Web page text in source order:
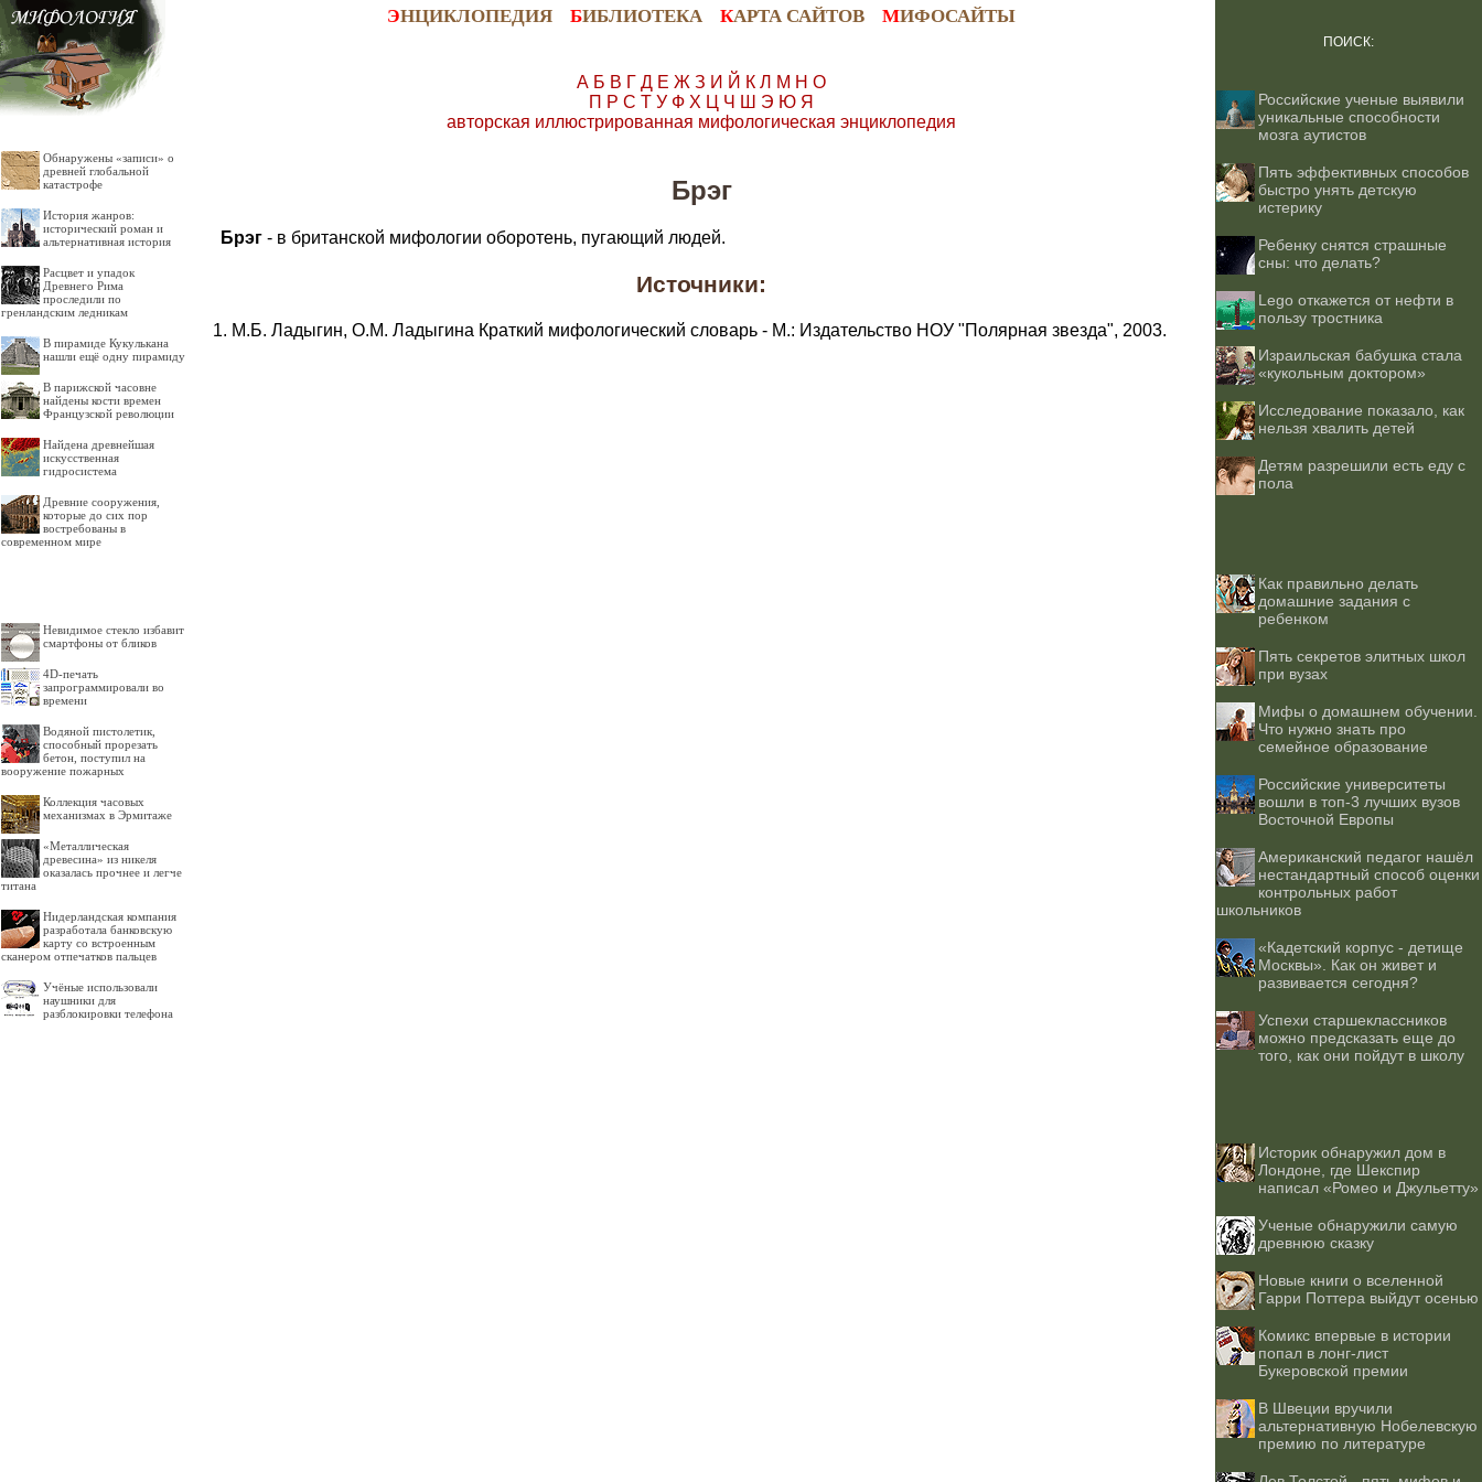
ЭНЦИКЛОПЕДИЯ БИБЛИОТЕКА КАРТА САЙТОВ МИФОСАЙТЫ
Обнаружены «записи» о
древней глобальной
катастрофе
История жанров:
исторический роман и
альтернативная история
Расцвет и упадок
Древнего Рима
проследили по
гренландским ледникам
В пирамиде Кукулькана
нашли ещё одну пирамиду
В парижской часовне
найдены кости времен
Французской революции
Найдена древнейшая
искусственная
гидросистема
Древние сооружения,
которые до сих пор
востребованы в
современном мире
Невидимое стекло избавит
смартфоны от бликов
4D-печать
запрограммировали во
времени
Водяной пистолетик,
способный прорезать
бетон, поступил на
вооружение пожарных
Коллекция часовых
механизмах в Эрмитаже
«Металлическая
древесина» из никеля
оказалась прочнее и легче
титана
Нидерландская компания
разработала банковскую
карту со встроенным
сканером отпечатков пальцев
Учёные использовали
наушники для
разблокировки телефона
А Б В Г Д Е Ж З И Й К Л М Н О
П Р С Т У Ф Х Ц Ч Ш Э Ю Я
авторская иллюстрированная мифологическая энциклопедия
Брэг
Брэг - в британской мифологии оборотень, пугающий людей.
Источники:
М.Б. Ладыгин, О.М. Ладыгина Краткий мифологический словарь - М.: Издательство НОУ "Полярная звезда", 2003.
ПОИСК:
Российские ученые выявили
уникальные способности
мозга аутистов
Пять эффективных способов
быстро унять детскую
истерику
Ребенку снятся страшные
сны: что делать?
Lego откажется от нефти в
пользу тростника
Израильская бабушка стала
«кукольным доктором»
Исследование показало, как
нельзя хвалить детей
Детям разрешили есть еду с
пола
Как правильно делать
домашние задания с
ребенком
Пять секретов элитных школ
при вузах
Мифы о домашнем обучении.
Что нужно знать про
семейное образование
Российские университеты
вошли в топ-3 лучших вузов
Восточной Европы
Американский педагог нашёл
нестандартный способ оценки
контрольных работ
школьников
«Кадетский корпус - детище
Москвы». Как он живет и
развивается сегодня?
Успехи старшеклассников
можно предсказать еще до
того, как они пойдут в школу
Историк обнаружил дом в
Лондоне, где Шекспир
написал «Ромео и Джульетту»
Ученые обнаружили самую
древнюю сказку
Новые книги о вселенной
Гарри Поттера выйдут осенью
Комикс впервые в истории
попал в лонг-лист
Букеровской премии
В Швеции вручили
альтернативную Нобелевскую
премию по литературе